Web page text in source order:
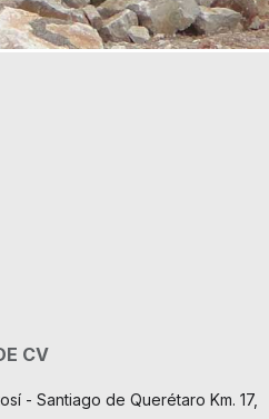
CV
- Santiago de Querétaro Km. 17,